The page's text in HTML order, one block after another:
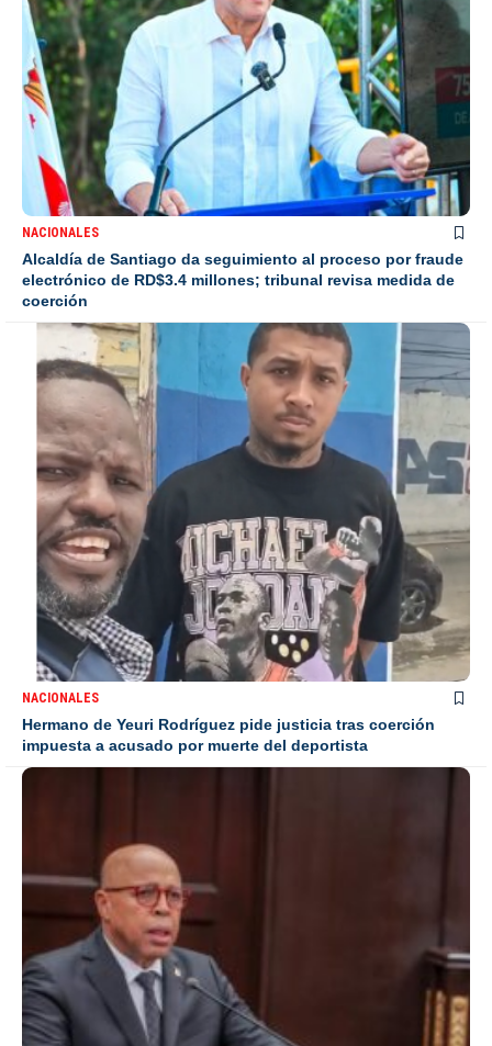
NACIONALES
Alcaldía de Santiago da seguimiento al proceso por fraude
electrónico de RD$3.4 millones; tribunal revisa medida de
coerción
NACIONALES
Hermano de Yeuri Rodríguez pide justicia tras coerción
impuesta a acusado por muerte del deportista